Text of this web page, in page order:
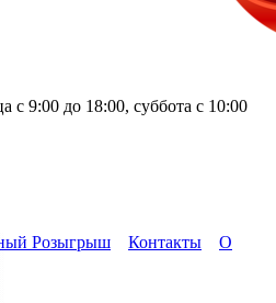
с 9:00 до 18:00, суббота с 10:00
Розыгрыш Контакты
О